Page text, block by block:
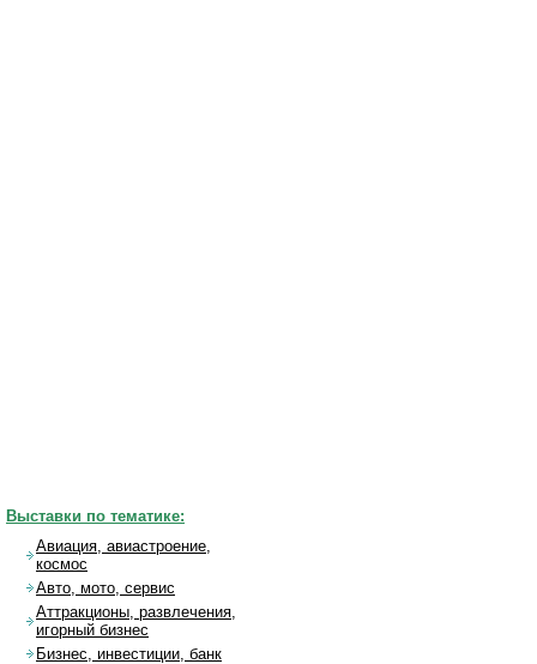
Выставки по тематике:
Авиация, авиастроение,
космос
Авто, мото, сервис
Аттракционы, развлечения,
игорный бизнес
Бизнес, инвестиции, банк